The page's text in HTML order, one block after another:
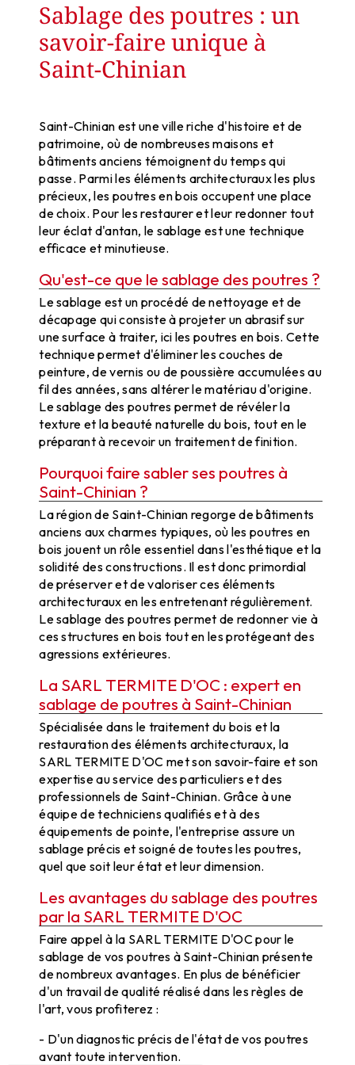
Sablage des poutres : un
savoir-faire unique à
Saint-Chinian
Saint-Chinian est une ville riche d'histoire et de
patrimoine, où de nombreuses maisons et
bâtiments anciens témoignent du temps qui
passe. Parmi les éléments architecturaux les plus
précieux, les poutres en bois occupent une place
de choix. Pour les restaurer et leur redonner tout
leur éclat d'antan, le sablage est une technique
efficace et minutieuse.
Qu'est-ce que le sablage des poutres ?
Le sablage est un procédé de nettoyage et de
décapage qui consiste à projeter un abrasif sur
une surface à traiter, ici les poutres en bois. Cette
technique permet d'éliminer les couches de
peinture, de vernis ou de poussière accumulées au
fil des années, sans altérer le matériau d'origine.
Le sablage des poutres permet de révéler la
texture et la beauté naturelle du bois, tout en le
préparant à recevoir un traitement de finition.
Pourquoi faire sabler ses poutres à
Saint-Chinian ?
La région de Saint-Chinian regorge de bâtiments
anciens aux charmes typiques, où les poutres en
bois jouent un rôle essentiel dans l'esthétique et la
solidité des constructions. Il est donc primordial
de préserver et de valoriser ces éléments
architecturaux en les entretenant régulièrement.
Le sablage des poutres permet de redonner vie à
ces structures en bois tout en les protégeant des
agressions extérieures.
La SARL TERMITE D'OC : expert en
sablage de poutres à Saint-Chinian
Spécialisée dans le traitement du bois et la
restauration des éléments architecturaux, la
SARL TERMITE D'OC met son savoir-faire et son
expertise au service des particuliers et des
professionnels de Saint-Chinian. Grâce à une
équipe de techniciens qualifiés et à des
équipements de pointe, l'entreprise assure un
sablage précis et soigné de toutes les poutres,
quel que soit leur état et leur dimension.
Les avantages du sablage des poutres
par la SARL TERMITE D'OC
Faire appel à la SARL TERMITE D'OC pour le
sablage de vos poutres à Saint-Chinian présente
de nombreux avantages. En plus de bénéficier
d'un travail de qualité réalisé dans les règles de
l'art, vous profiterez :
- D'un diagnostic précis de l'état de vos poutres
avant toute intervention.